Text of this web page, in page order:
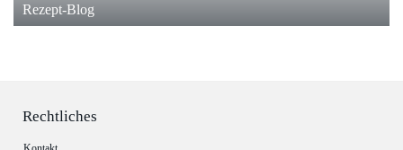
Rezept-Blog
Rechtliches